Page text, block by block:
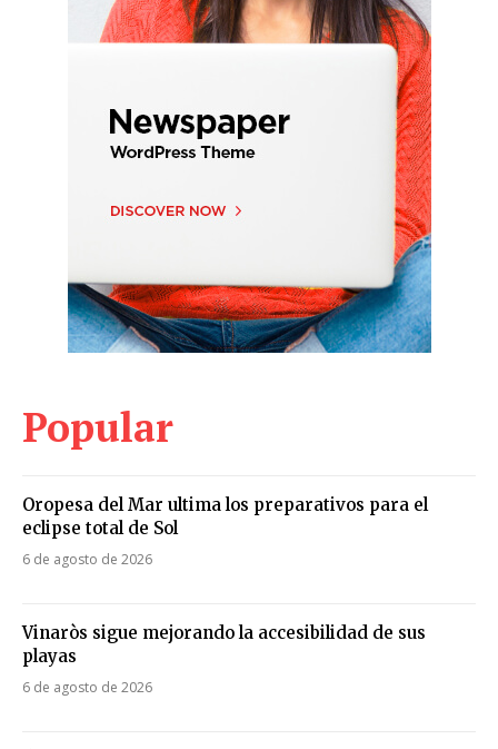
Popular
Oropesa del Mar ultima los preparativos para el
eclipse total de Sol
6 de agosto de 2026
Vinaròs sigue mejorando la accesibilidad de sus
playas
6 de agosto de 2026